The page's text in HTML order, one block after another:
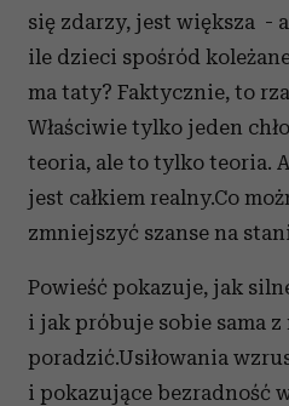
się zdarzy, jest większa -
ile dzieci spośród
ma taty? Faktycznie, to
Właściwie tylko jeden
teoria, ale to tylko teoria.
jest całkiem realny.Co
zmniejszyć szanse na
Powieść pokazuje, jak
i jak próbuje sobie sama
poradzić.Usiłowania
i pokazujące bezradność